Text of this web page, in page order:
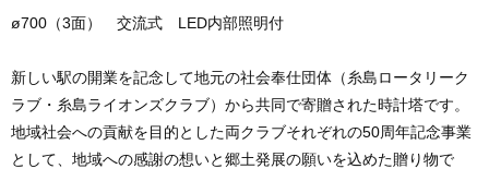
ø700（3面） 交流式 LED内部照明付
新しい駅の開業を記念して地元の社会奉仕団体（糸島ロータリーク
ラブ・糸島ライオンズクラブ）から共同で寄贈された時計塔です。
地域社会への貢献を目的とした両クラブそれぞれの50周年記念事業
として、地域への感謝の想いと郷土発展の願いを込めた贈り物で